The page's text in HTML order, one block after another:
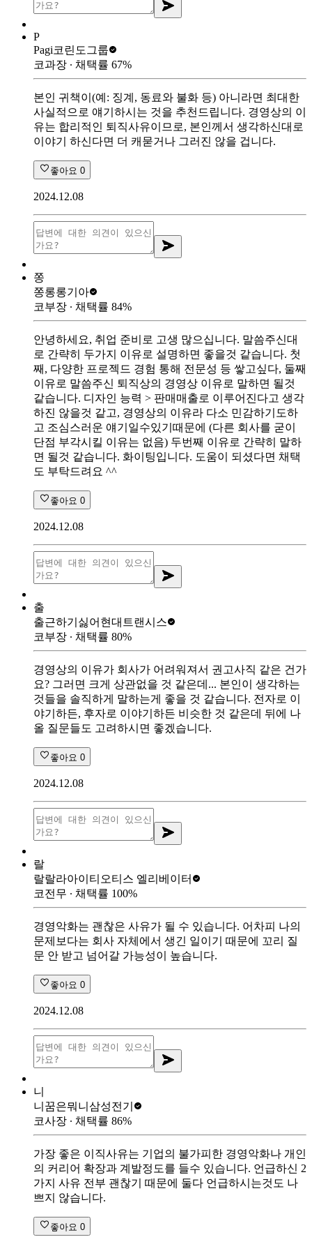
P
Pagi코린도그룹
코과장 ∙ 채택률 67%
본인 귀책이(예: 징계, 동료와 불화 등) 아니라면 최대한
사실적으로 얘기하시는 것을 추천드립니다. 경영상의 이
유는 합리적인 퇴직사유이므로, 본인께서 생각하신대로
이야기 하신다면 더 캐묻거나 그러진 않을 겁니다.
좋아요 0
2024.12.08
쫑
쫑롱롱기아
코부장 ∙ 채택률 84%
안녕하세요, 취업 준비로 고생 많으십니다. 말씀주신대
로 간략히 두가지 이유로 설명하면 좋을것 같습니다. 첫
째, 다양한 프로젝드 경험 통해 전문성 등 쌓고싶다, 둘째
이유로 말씀주신 퇴직상의 경영상 이유로 말하면 될것
같습니다. 디자인 능력 > 판매매출로 이루어진다고 생각
하진 않을것 같고, 경영상의 이유라 다소 민감하기도하
고 조심스러운 얘기일수있기때문에 (다른 회사를 굳이
단점 부각시킬 이유는 없음) 두번째 이유로 간략히 말하
면 될것 같습니다. 화이팅입니다. 도움이 되셨다면 채택
도 부탁드려요 ^^
좋아요 0
2024.12.08
출
출근하기싫어 현대트랜시스
코부장 ∙ 채택률 80%
경영상의 이유가 회사가 어려워져서 권고사직 같은 건가
요? 그러면 크게 상관없을 것 같은데... 본인이 생각하는
것들을 솔직하게 말하는게 좋을 것 같습니다. 전자로 이
야기하든, 후자로 이야기하든 비슷한 것 같은데 뒤에 나
올 질문들도 고려하시면 좋겠습니다.
좋아요 0
2024.12.08
랄
랄랄라아이티 오티스 엘리베이터
코전무 ∙ 채택률 100%
경영악화는 괜찮은 사유가 될 수 있습니다. 어차피 나의
문제보다는 회사 자체에서 생긴 일이기 때문에 꼬리 질
문 안 받고 넘어갈 가능성이 높습니다.
좋아요 0
2024.12.08
니
니꿈은뭐니 삼성전기
코사장 ∙ 채택률 86%
가장 좋은 이직사유는 기업의 불가피한 경영악화나 개인
의 커리어 확장과 계발정도를 들수 있습니다. 언급하신 2
가지 사유 전부 괜찮기 때문에 둘다 언급하시는것도 나
쁘지 않습니다.
좋아요 0